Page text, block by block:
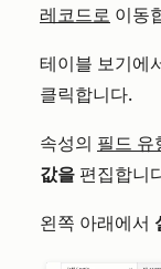
레코드로 이동
테이블 보기에
클릭합니다.
속성의 필드 유
값을 편집합니
왼쪽 아래에서